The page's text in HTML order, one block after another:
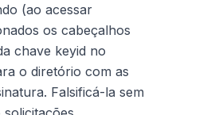
(ao acessar
os cabeçalhos
chave keyid no
o diretório com as
Falsificá-la sem